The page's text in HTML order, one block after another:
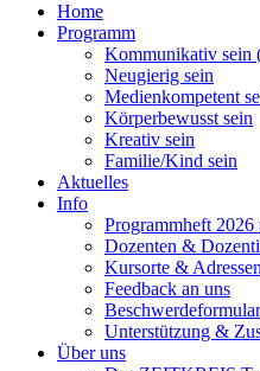
Home
Programm
Kommunikativ
Neugierig sein
Medienkompetent
Körperbewusst sein
Kreativ sein
Familie/Kind sein
Aktuelles
Info
Programmheft 2026
Dozenten &
Kursorte & Adressen
Feedback an uns
Beschwerdeformular
Unterstützung &
Über uns